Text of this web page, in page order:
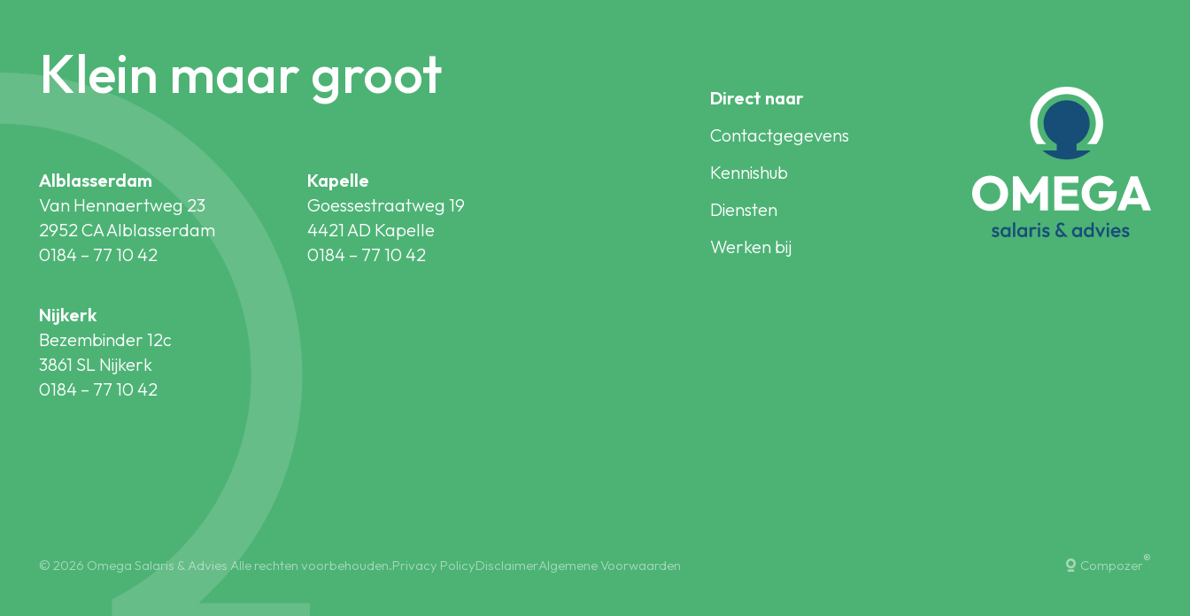
Klein maar groot
Alblasserdam
Van Hennaertweg 23
2952 CA Alblasserdam
0184 – 77 10 42
Kapelle
Goessestraatweg 19
4421 AD Kapelle
0184 – 77 10 42
Nijkerk
Bezembinder 12c
3861 SL Nijkerk
0184 – 77 10 42
Direct naar
Contactgegevens
Kennishub
Diensten
Werken bij
© 2026 Omega Salaris & Advies Alle rechten voorbehouden.Privacy PolicyDisclaimerAlgemene Voorwaarden Compozer®